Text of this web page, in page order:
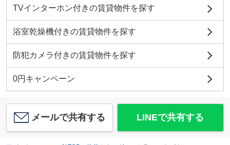
TVインターホン付きの賃貸物件を探す
浴室乾燥機付きの賃貸物件を探す
防犯カメラ付きの賃貸物件を探す
0円キャンペーン
メールで共有する LINEで共有する